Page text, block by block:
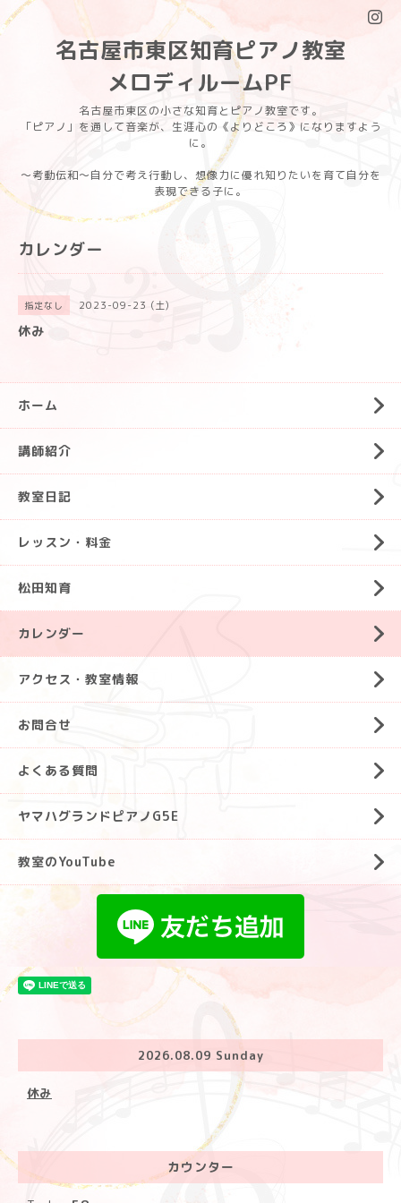
名古屋市東区知育ピアノ教室
メロディルームPF
名古屋市東区の小さな知育とピアノ教室です。
「ピアノ」を通して音楽が、生涯心の《よりどころ》になりますよう
に。
〜考動伝和〜自分で考え行動し、想像力に優れ知りたいを育て自分を
表現できる子に。
カレンダー
指定なし 2023-09-23 (土)
休み
ホーム
講師紹介
教室日記
レッスン・料金
松田知育
カレンダー
アクセス・教室情報
お問合せ
よくある質問
ヤマハグランドピアノG5E
教室のYouTube
2026.08.09 Sunday
休み
カウンター